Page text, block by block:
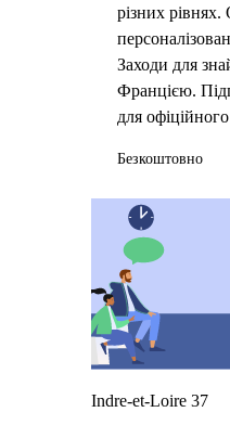
різних рівнях.
Заходи для
Францією.
для
Безкоштовно
Indre-et-Loire 37